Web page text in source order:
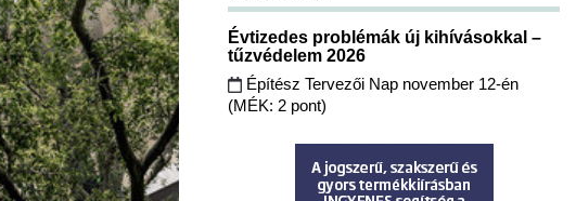
Évtizedes problémák új kihívásokkal –
tűzvédelem 2026
Építész Tervezői Nap november 12-én
(MÉK: 2 pont)